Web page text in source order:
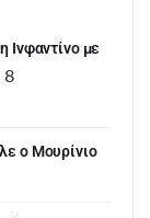
Ινφαντίνο με
8
ο Μουρίνιο